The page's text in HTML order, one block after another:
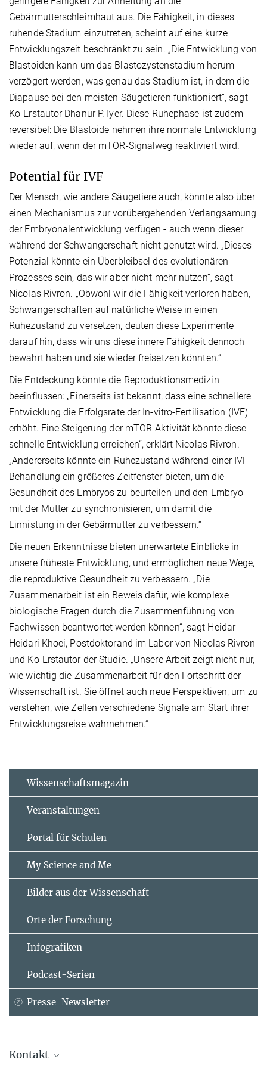
Gebärmutterschleimhaut aus. Die Fähigkeit, in dieses
ruhende Stadium einzutreten, scheint auf eine kurze
Entwicklungszeit beschränkt zu sein. „Die Entwicklung von
Blastoiden kann um das Blastozystenstadium herum
verzögert werden, was genau das Stadium ist, in dem die
Diapause bei den meisten Säugetieren funktioniert“, sagt
Ko-Erstautor Dhanur P. Iyer. Diese Ruhephase ist zudem
reversibel: Die Blastoide nehmen ihre normale Entwicklung
wieder auf, wenn der mTOR-Signalweg reaktiviert wird.
Potential für IVF
Der Mensch, wie andere Säugetiere auch, könnte also über
einen Mechanismus zur vorübergehenden Verlangsamung
der Embryonalentwicklung verfügen - auch wenn dieser
während der Schwangerschaft nicht genutzt wird. „Dieses
Potenzial könnte ein Überbleibsel des evolutionären
Prozesses sein, das wir aber nicht mehr nutzen“, sagt
Nicolas Rivron. „Obwohl wir die Fähigkeit verloren haben,
Schwangerschaften auf natürliche Weise in einen
Ruhezustand zu versetzen, deuten diese Experimente
darauf hin, dass wir uns diese innere Fähigkeit dennoch
bewahrt haben und sie wieder freisetzen könnten.“
Die Entdeckung könnte die Reproduktionsmedizin
beeinflussen: „Einerseits ist bekannt, dass eine schnellere
Entwicklung die Erfolgsrate der In-vitro-Fertilisation (IVF)
erhöht. Eine Steigerung der mTOR-Aktivität könnte diese
schnelle Entwicklung erreichen“, erklärt Nicolas Rivron.
„Andererseits könnte ein Ruhezustand während einer IVF-
Behandlung ein größeres Zeitfenster bieten, um die
Gesundheit des Embryos zu beurteilen und den Embryo
mit der Mutter zu synchronisieren, um damit die
Einnistung in der Gebärmutter zu verbessern.“
Die neuen Erkenntnisse bieten unerwartete Einblicke in
unsere früheste Entwicklung, und ermöglichen neue Wege,
die reproduktive Gesundheit zu verbessern. „Die
Zusammenarbeit ist ein Beweis dafür, wie komplexe
biologische Fragen durch die Zusammenführung von
Fachwissen beantwortet werden können“, sagt Heidar
Heidari Khoei, Postdoktorand im Labor von Nicolas Rivron
und Ko-Erstautor der Studie. „Unsere Arbeit zeigt nicht nur,
wie wichtig die Zusammenarbeit für den Fortschritt der
Wissenschaft ist. Sie öffnet auch neue Perspektiven, um zu
verstehen, wie Zellen verschiedene Signale am Start ihrer
Entwicklungsreise wahrnehmen.“
Wissenschaftsmagazin
Veranstaltungen
Portal für Schulen
My Science and Me
Bilder aus der Wissenschaft
Orte der Forschung
Infografiken
Podcast-Serien
Presse-Newsletter
Kontakt